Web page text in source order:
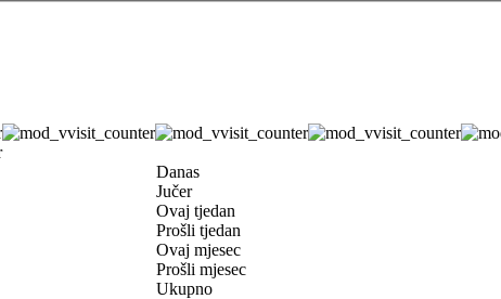
Danas
Jučer
Ovaj tjedan
Prošli tjedan
Ovaj mjesec
Prošli mjesec
Ukupno